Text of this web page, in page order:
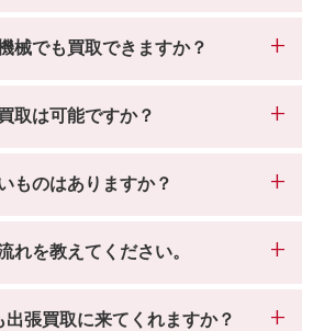
械でも買取できますか？
取は可能ですか？
ものはありますか？
れを教えてください。
出張買取に来てくれますか？